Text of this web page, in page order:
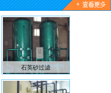
石英砂过滤